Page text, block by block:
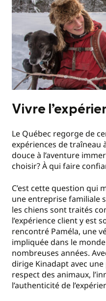
Vivre
Le Québec regorge de
expériences de traîneau
douce à l’aventure
choisir? À qui faire
C’est cette question qui
une entreprise familiale
les chiens sont traités
l’expérience client y est
rencontré Paméla, une
impliquée dans le
nombreuses années.
dirige Kinadapt avec
respect des animaux,
l’authenticité de